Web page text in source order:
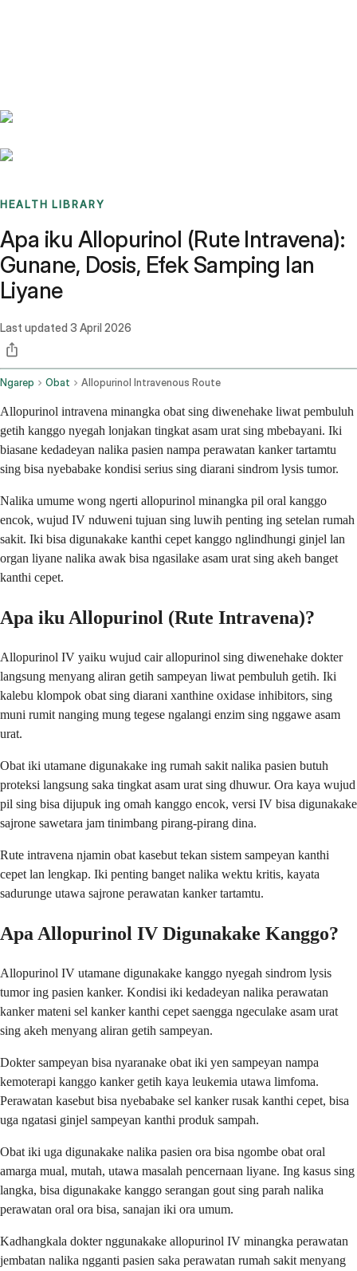
HEALTH LIBRARY
Apa iku Allopurinol (Rute Intravena):
Gunane, Dosis, Efek Samping lan
Liyane
Last updated 3 April 2026
Ngarep Obat Allopurinol Intravenous Route
Allopurinol intravena minangka obat sing diwenehake liwat pembuluh
getih kanggo nyegah lonjakan tingkat asam urat sing mbebayani. Iki
biasane kedadeyan nalika pasien nampa perawatan kanker tartamtu
sing bisa nyebabake kondisi serius sing diarani sindrom lysis tumor.
Nalika umume wong ngerti allopurinol minangka pil oral kanggo
encok, wujud IV nduweni tujuan sing luwih penting ing setelan rumah
sakit. Iki bisa digunakake kanthi cepet kanggo nglindhungi ginjel lan
organ liyane nalika awak bisa ngasilake asam urat sing akeh banget
kanthi cepet.
Apa iku Allopurinol (Rute Intravena)?
Allopurinol IV yaiku wujud cair allopurinol sing diwenehake dokter
langsung menyang aliran getih sampeyan liwat pembuluh getih. Iki
kalebu klompok obat sing diarani xanthine oxidase inhibitors, sing
muni rumit nanging mung tegese ngalangi enzim sing nggawe asam
urat.
Obat iki utamane digunakake ing rumah sakit nalika pasien butuh
proteksi langsung saka tingkat asam urat sing dhuwur. Ora kaya wujud
pil sing bisa dijupuk ing omah kanggo encok, versi IV bisa digunakake
sajrone sawetara jam tinimbang pirang-pirang dina.
Rute intravena njamin obat kasebut tekan sistem sampeyan kanthi
cepet lan lengkap. Iki penting banget nalika wektu kritis, kayata
sadurunge utawa sajrone perawatan kanker tartamtu.
Apa Allopurinol IV Digunakake Kanggo?
Allopurinol IV utamane digunakake kanggo nyegah sindrom lysis
tumor ing pasien kanker. Kondisi iki kedadeyan nalika perawatan
kanker mateni sel kanker kanthi cepet saengga ngeculake asam urat
sing akeh menyang aliran getih sampeyan.
Dokter sampeyan bisa nyaranake obat iki yen sampeyan nampa
kemoterapi kanggo kanker getih kaya leukemia utawa limfoma.
Perawatan kasebut bisa nyebabake sel kanker rusak kanthi cepet, bisa
uga ngatasi ginjel sampeyan kanthi produk sampah.
Obat iki uga digunakake nalika pasien ora bisa ngombe obat oral
amarga mual, mutah, utawa masalah pencernaan liyane. Ing kasus sing
langka, bisa digunakake kanggo serangan gout sing parah nalika
perawatan oral ora bisa, sanajan iki ora umum.
Kadhangkala dokter nggunakake allopurinol IV minangka perawatan
jembatan nalika ngganti pasien saka perawatan rumah sakit menyang